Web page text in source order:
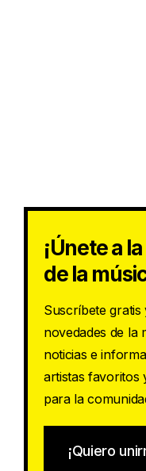
¡Únete a
de la
Suscríbete gratis
novedades de la
noticias e
artistas favoritos
para la
¡Quiero